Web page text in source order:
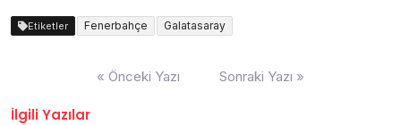
Etiketler Fenerbahçe Galatasaray
« Önceki Yazı Sonraki Yazı »
İlgili Yazılar